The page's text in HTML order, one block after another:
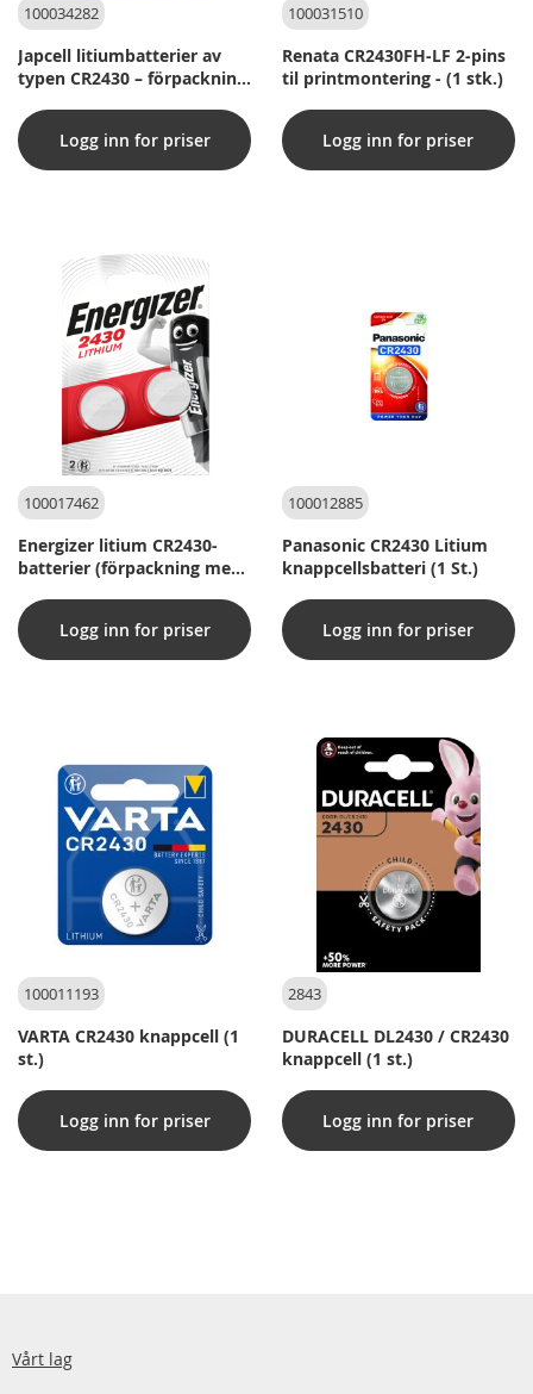
100034282
Japcell litiumbatterier av
typen CR2430 – förpackning
Logg inn for priser
100031510
Renata CR2430FH-LF 2-pins
til printmontering - (1 stk.)
Logg inn for priser
100017462
Energizer litium CR2430-
batterier (förpackning med
Logg inn for priser
100012885
Panasonic CR2430 Litium
knappcellsbatteri (1 St.)
Logg inn for priser
100011193
VARTA CR2430 knappcell (1
st.)
Logg inn for priser
2843
DURACELL DL2430 / CR2430
knappcell (1 st.)
Logg inn for priser
Vårt lag